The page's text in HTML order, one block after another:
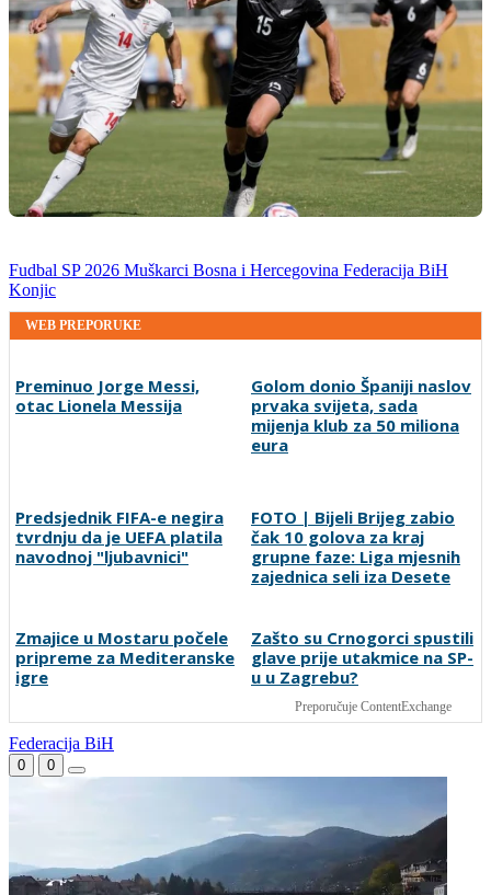
Fudbal SP 2026 Muškarci Bosna i Hercegovina Federacija BiH
Konjic
WEB PREPORUKE
otac Lionela Messija
prvaka svijeta, sada
mijenja klub za 50 miliona
eura
Predsjednik FIFA-e negira
tvrdnju da je UEFA platila
navodnoj "ljubavnici"
FOTO | Bijeli Brijeg zabio
zajednica seli iza Desete